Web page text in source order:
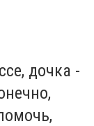
дочка -